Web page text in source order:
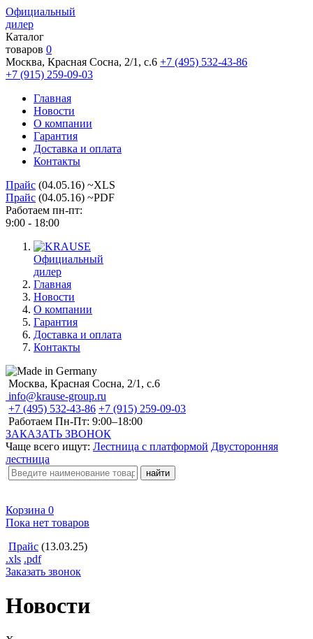
Официальный
дилер
Каталог
товаров 0
Москва, Красная Сосна, 2/1, с.6 +7 (495) 532-43-86
+7 (915) 259-09-03
Главная
Новости
О компании
Гарантия
Доставка и оплата
Контакты
Прайс (04.05.16) ~XLS
Прайс (04.05.16) ~PDF
Работаем пн-пт:
9:00 - 18:00
Официальный
дилер
Главная
Новости
О компании
Гарантия
Доставка и оплата
Контакты
Москва, Красная Сосна, 2/1, с.6
info@krause-group.ru
+7 (495) 532-43-86 +7 (915) 259-09-03
Работаем Пн-Пт: 9:00–18:00
ЗАКАЗАТЬ ЗВОНОК
Чаще всего ищут: Лестница с платформой Двусторонняя
лестница
Корзина 0
Пока нет товаров
Прайс (13.03.25)
.xls .pdf
Заказать звонок
Новости